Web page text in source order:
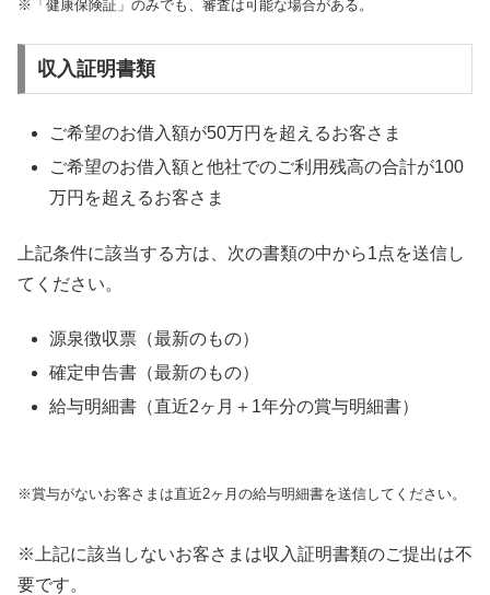
※「健康保険証」のみでも、審査は可能な場合がある。
収入証明書類
ご希望のお借入額が50万円を超えるお客さま
ご希望のお借入額と他社でのご利用残高の合計が100
万円を超えるお客さま
上記条件に該当する方は、次の書類の中から1点を送信し
てください。
源泉徴収票（最新のもの）
確定申告書（最新のもの）
給与明細書（直近2ヶ月＋1年分の賞与明細書）
※賞与がないお客さまは直近2ヶ月の給与明細書を送信してください。
※上記に該当しないお客さまは収入証明書類のご提出は不
要です。